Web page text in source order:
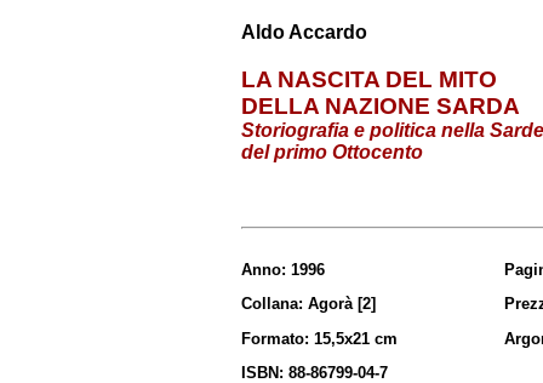
Aldo Accardo
LA NASCITA DEL MITO
DELLA NAZIONE SARDA
Storiografia e politica nella
del primo Ottocento
Anno: 1996
Collana: Agorà [2]
Formato: 15,5x21 cm
ISBN: 88-86799-04-7